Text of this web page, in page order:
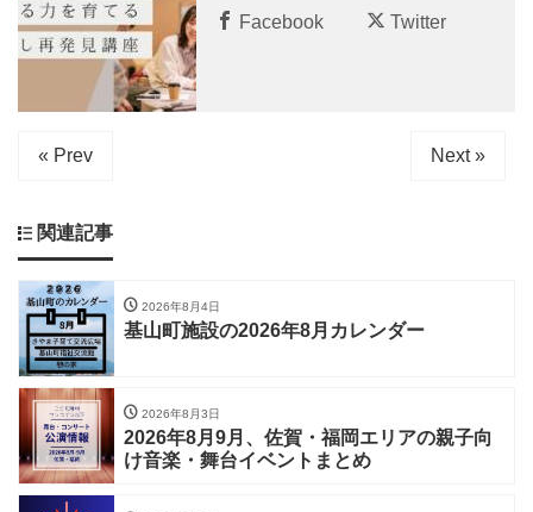
Facebook Twitter
« Prev Next »
関連記事
2026年8月4日
基山町施設の2026年8月カレンダー
2026年8月3日
2026年8月9月、佐賀・福岡エリアの親子向
け音楽・舞台イベントまとめ